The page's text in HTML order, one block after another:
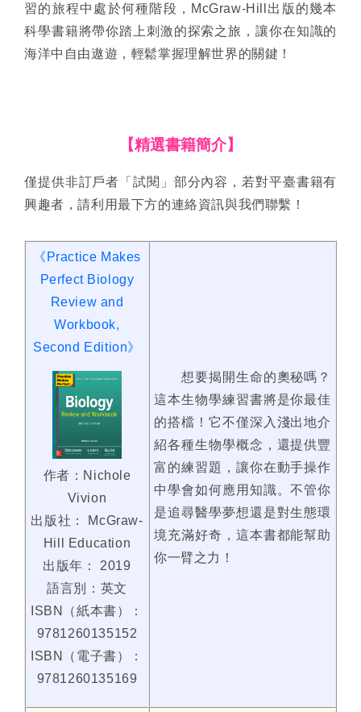
習的旅程中處於何種階段，McGraw-Hill出版的幾本
科學書籍將帶你踏上刺激的探索之旅，讓你在知識的
海洋中自由遨遊，輕鬆掌握理解世界的關鍵！
【精選書籍簡介】
僅提供非訂戶者「試閱」部分內容，若對平臺書籍有
興趣者，請利用最下方的連絡資訊與我們聯繫！
《Practice Makes
Perfect Biology
Review and
Workbook,
Second Edition》
作者：Nichole
Vivion
出版社： McGraw-
Hill Education
出版年： 2019
語言別：英文
ISBN（紙本書）：
9781260135152
ISBN（電子書）：
9781260135169
想要揭開生命的奧秘嗎？
這本生物學練習書將是你最佳
的搭檔！它不僅深入淺出地介
紹各種生物學概念，還提供豐
富的練習題，讓你在動手操作
中學會如何應用知識。不管你
是追尋醫學夢想還是對生態環
境充滿好奇，這本書都能幫助
你一臂之力！